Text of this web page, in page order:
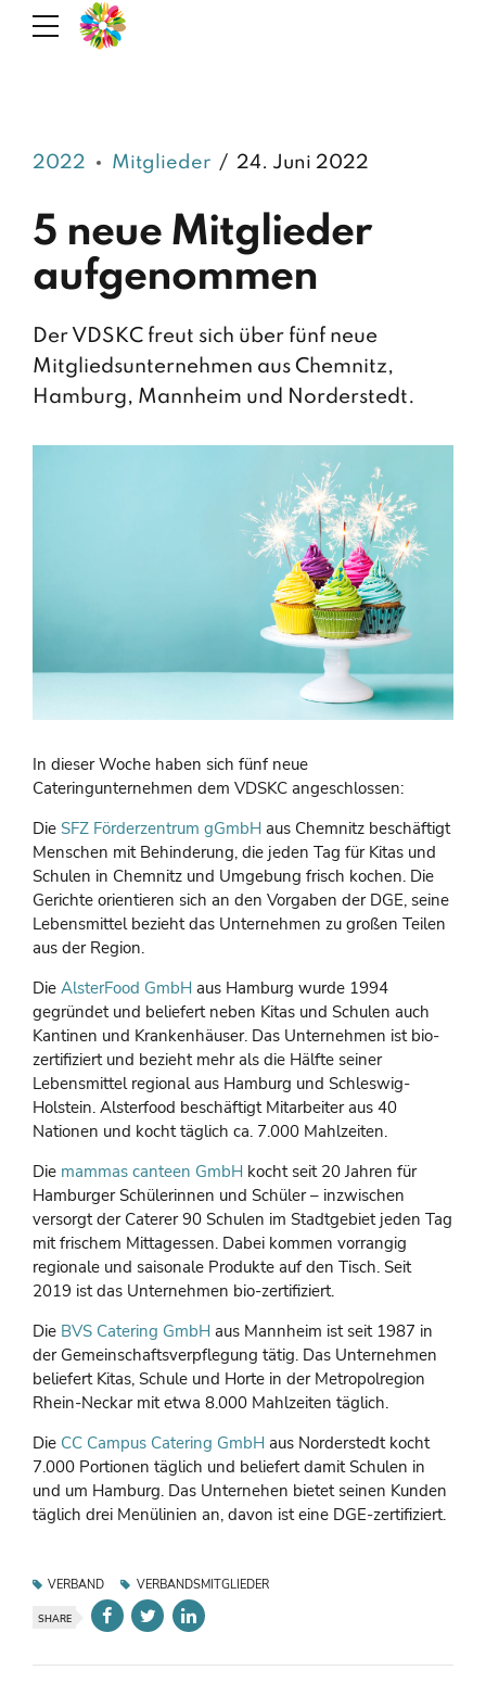
2022 Mitglieder 24. Juni 2022
5 neue Mitglieder
aufgenommen
Der VDSKC freut sich über fünf neue
Mitgliedsunternehmen aus Chemnitz,
Hamburg, Mannheim und Norderstedt.
In dieser Woche haben sich fünf neue
Cateringunternehmen dem VDSKC angeschlossen:
Die SFZ Förderzentrum gGmbH aus Chemnitz beschäftigt
Menschen mit Behinderung, die jeden Tag für Kitas und
Schulen in Chemnitz und Umgebung frisch kochen. Die
Gerichte orientieren sich an den Vorgaben der DGE, seine
Lebensmittel bezieht das Unternehmen zu großen Teilen
aus der Region.
Die AlsterFood GmbH aus Hamburg wurde 1994
gegründet und beliefert neben Kitas und Schulen auch
Kantinen und Krankenhäuser. Das Unternehmen ist bio-
zertifiziert und bezieht mehr als die Hälfte seiner
Lebensmittel regional aus Hamburg und Schleswig-
Holstein. Alsterfood beschäftigt Mitarbeiter aus 40
Nationen und kocht täglich ca. 7.000 Mahlzeiten.
Die mammas canteen GmbH kocht seit 20 Jahren für
Hamburger Schülerinnen und Schüler – inzwischen
versorgt der Caterer 90 Schulen im Stadtgebiet jeden Tag
mit frischem Mittagessen. Dabei kommen vorrangig
regionale und saisonale Produkte auf den Tisch. Seit
2019 ist das Unternehmen bio-zertifiziert.
Die BVS Catering GmbH aus Mannheim ist seit 1987 in
der Gemeinschaftsverpflegung tätig. Das Unternehmen
beliefert Kitas, Schule und Horte in der Metropolregion
Rhein-Neckar mit etwa 8.000 Mahlzeiten täglich.
Die CC Campus Catering GmbH aus Norderstedt kocht
7.000 Portionen täglich und beliefert damit Schulen in
und um Hamburg. Das Unternehen bietet seinen Kunden
täglich drei Menülinien an, davon ist eine DGE-zertifiziert.
VERBAND VERBANDSMITGLIEDER
SHARE